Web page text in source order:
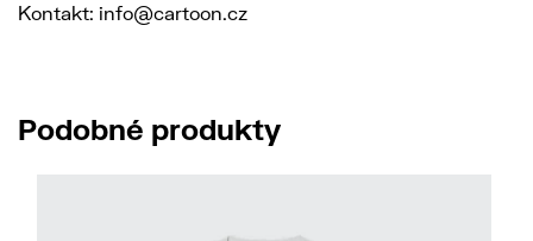
Kontakt: info@cartoon.cz
Podobné produkty